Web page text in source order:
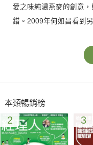
愛之味純濃燕麥的創意
錯。2009年何如昌看到
是屬於中老年人的產品。
可是，近幾年台灣地區
台灣35歲以上的人口比
燕麥片，為了做出區隔
麥就在2008年7月上市，
本類暢銷榜
2 3